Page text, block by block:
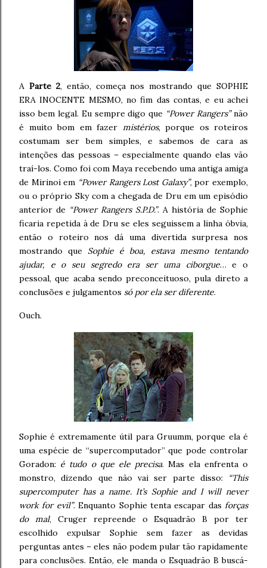
A Parte 2, então, começa nos mostrando que SOPHIE
ERA INOCENTE MESMO, no fim das contas, e eu achei
isso bem legal. Eu sempre digo que “Power Rangers”não
é muito bom em fazer mistérios, porque os roteiros
costumam ser bem simples, e sabemos de cara as
intenções das pessoas – especialmente quando elas vão
traí-los. Como foi com Maya recebendo uma antiga amiga
de Mirinoi em “Power Rangers Lost Galaxy”, por exemplo,
ou o próprio Sky com a chegada de Dru em um episódio
anterior de “Power Rangers S.P.D.”. A história de Sophie
ficaria repetida à de Dru se eles seguissem a linha óbvia,
então o roteiro nos dá uma divertida surpresa nos
mostrando que Sophie é boa, estava mesmo tentando
ajudar, e o seu segredo era ser uma ciborgue… e o
pessoal, que acaba sendo preconceituoso, pula direto a
conclusões e julgamentos só por ela ser diferente.
Ouch.
Sophie é extremamente útil para Gruumm, porque ela é
uma espécie de “supercomputador” que pode controlar
Goradon: é tudo o que ele precisa. Mas ela enfrenta o
monstro, dizendo que não vai ser parte disso:
“This
supercomputer has a name. It’s Sophie and I will never
work for evil”. Enquanto Sophie tenta escapar das forças
do mal, Cruger repreende o Esquadrão B por ter
escolhido expulsar Sophie sem fazer as devidas
perguntas antes – eles não podem pular tão rapidamente
para conclusões. Então, ele manda o Esquadrão B buscá-